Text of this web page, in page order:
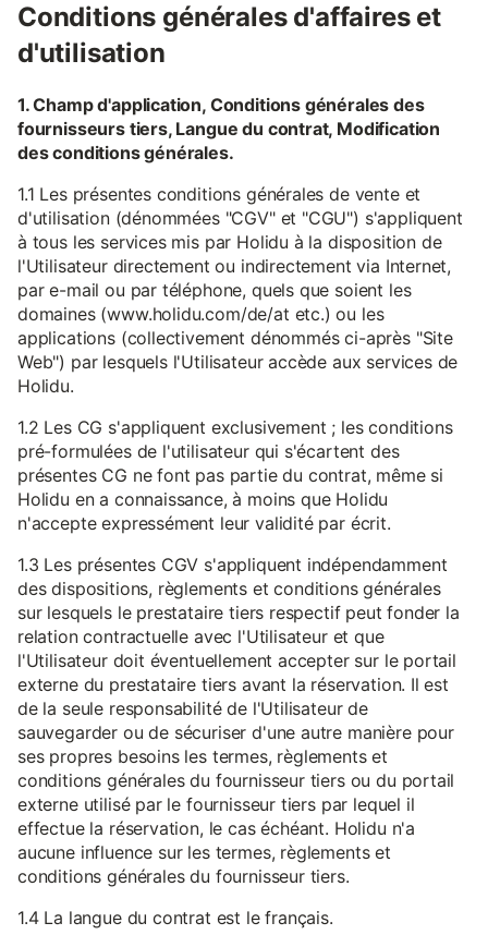
Conditions générales d'affaires et
d'utilisation
1. Champ d'application, Conditions générales des
fournisseurs tiers, Langue du contrat, Modification
des conditions générales.
1.1 Les présentes conditions générales de vente et
d'utilisation (dénommées "CGV" et "CGU") s'appliquent
à tous les services mis par Holidu à la disposition de
l'Utilisateur directement ou indirectement via Internet,
par e-mail ou par téléphone, quels que soient les
domaines (www.holidu.com/de/at etc.) ou les
applications (collectivement dénommés ci-après "Site
Web") par lesquels l'Utilisateur accède aux services de
Holidu.
1.2 Les CG s'appliquent exclusivement ; les conditions
pré-formulées de l'utilisateur qui s'écartent des
présentes CG ne font pas partie du contrat, même si
Holidu en a connaissance, à moins que Holidu
n'accepte expressément leur validité par écrit.
1.3 Les présentes CGV s'appliquent indépendamment
des dispositions, règlements et conditions générales
sur lesquels le prestataire tiers respectif peut fonder la
relation contractuelle avec l'Utilisateur et que
l'Utilisateur doit éventuellement accepter sur le portail
externe du prestataire tiers avant la réservation. Il est
de la seule responsabilité de l'Utilisateur de
sauvegarder ou de sécuriser d'une autre manière pour
ses propres besoins les termes, règlements et
conditions générales du fournisseur tiers ou du portail
externe utilisé par le fournisseur tiers par lequel il
effectue la réservation, le cas échéant. Holidu n'a
aucune influence sur les termes, règlements et
conditions générales du fournisseur tiers.
1.4 La langue du contrat est le français.